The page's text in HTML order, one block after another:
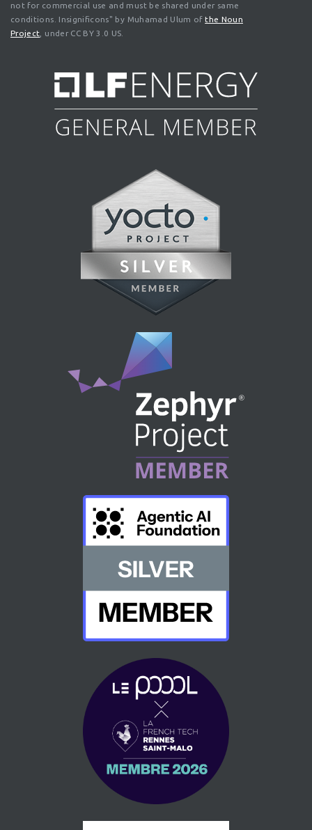
not for commercial use and must be shared under same
conditions. Insignificons" by Muhamad Ulum ofthe Noun
Project , under CC BY 3.0 US.